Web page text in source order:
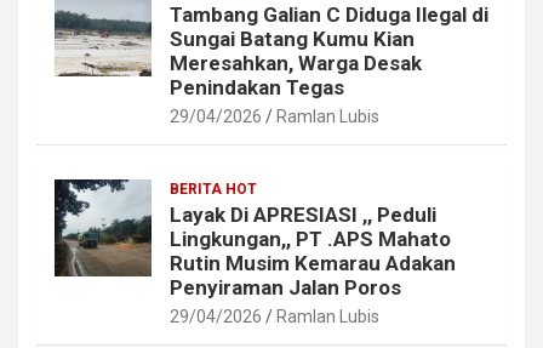
Tambang Galian C Diduga Ilegal di
Sungai Batang Kumu Kian
Meresahkan, Warga Desak
Penindakan Tegas
29/04/2026 Ramlan Lubis
BERITA HOT
Layak Di APRESIASI ,, Peduli
Lingkungan,, PT .APS Mahato
Rutin Musim Kemarau Adakan
Penyiraman Jalan Poros
29/04/2026 Ramlan Lubis